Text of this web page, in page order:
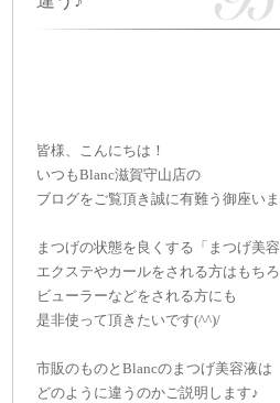
皆様、こんにちは！
いつもBlanc滋賀守山店の
ブログをご覧頂き誠に有難う御座いま
まつげの状態を良くする「まつげ美容
エクステやカールをされる方はもちろ
ビューラーなどをされる方にも
是非使って頂きたいです(^^)/
市販のものとBlancのまつげ美容液は
どのように違うのかご説明します♪